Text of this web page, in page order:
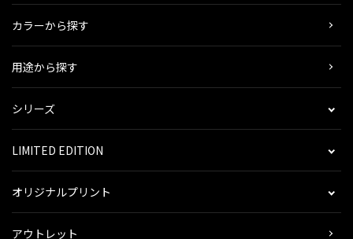
カラーから探す
用途から探す
シリーズ
LIMITED EDITION
オリジナルプリント
アウトレット